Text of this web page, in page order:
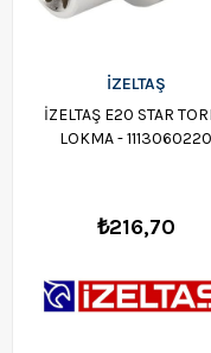
İZELTAŞ
İZELTAŞ E20 STAR
LOKMA - 1113060220
₺216,70